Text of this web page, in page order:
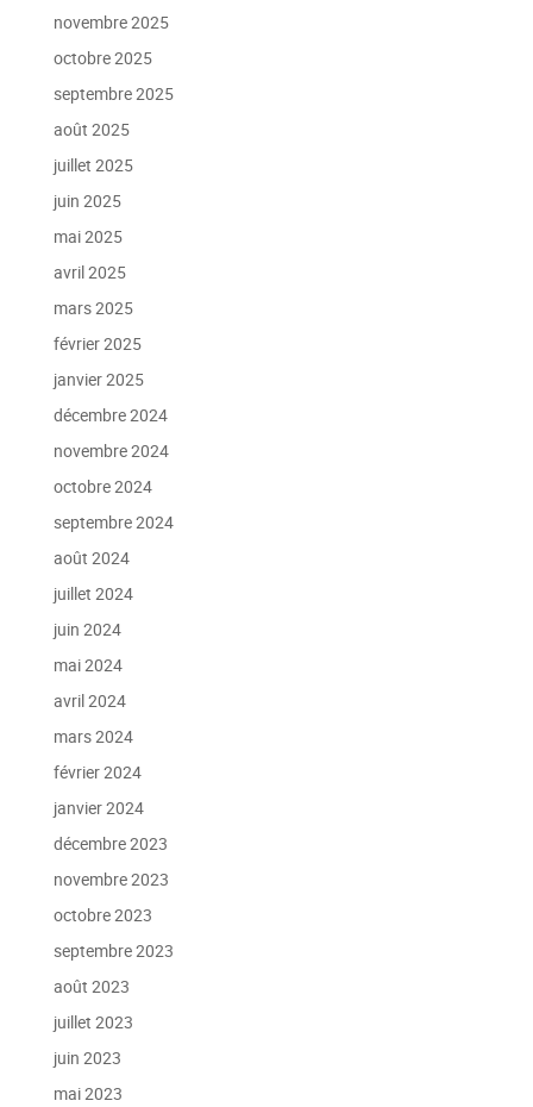
novembre 2025
octobre 2025
septembre 2025
août 2025
juillet 2025
juin 2025
mai 2025
avril 2025
mars 2025
février 2025
janvier 2025
décembre 2024
novembre 2024
octobre 2024
septembre 2024
août 2024
juillet 2024
juin 2024
mai 2024
avril 2024
mars 2024
février 2024
janvier 2024
décembre 2023
novembre 2023
octobre 2023
septembre 2023
août 2023
juillet 2023
juin 2023
mai 2023